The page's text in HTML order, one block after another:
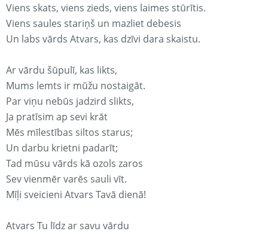
Viens skats, viens zieds, viens laimes stūrītis.
Viens saules stariņš un mazliet debesis
Un labs vārds Atvars, kas dzīvi dara skaistu.
Ar vārdu šūpulī, kas likts,
Mums lemts ir mūžu nostaigāt.
Par viņu nebūs jadzird slikts,
Ja pratīsim ap sevi krāt
Mēs mīlestības siltos starus;
Un darbu krietni padarīt;
Tad mūsu vārds kā ozols zaros
Sev vienmēr varēs sauli vīt.
Mīļi sveicieni Atvars Tavā dienā!
Atvars Tu līdz ar savu vārdu